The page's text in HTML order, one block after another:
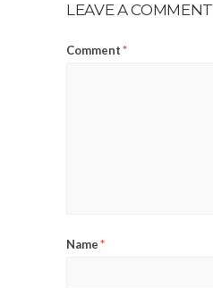
LEAVE A COMMENT
Comment*
Name*